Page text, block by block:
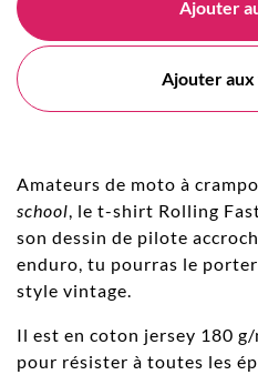
Ajouter
Ajouter
Amateurs de moto à
school, le t-shirt Rolling
son dessin de pilote
enduro, tu pourras le
style vintage.
Il est en coton jersey 180
pour résister à toutes les